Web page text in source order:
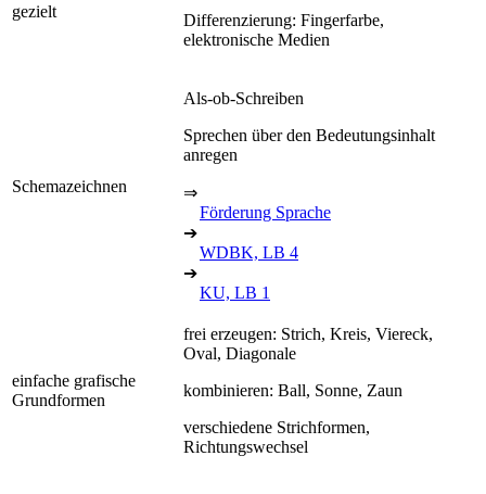
gezielt
Differenzierung: Fingerfarbe,
elektronische Medien
Schemazeichnen
Als-ob-Schreiben
Sprechen über den Bedeutungsinhalt
anregen
⇒
Förderung Sprache
➔
WDBK, LB 4
➔
KU, LB 1
einfache grafische
Grundformen
frei erzeugen: Strich, Kreis, Viereck,
Oval, Diagonale
kombinieren: Ball, Sonne, Zaun
verschiedene Strichformen,
Richtungswechsel